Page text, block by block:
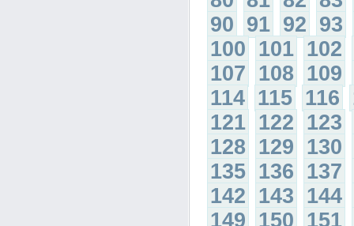
90 91 92 93
100 101 102
107 108 109
114 115 116
121 122 123
128 129 130
135 136 137
142 143 144
149 150 151